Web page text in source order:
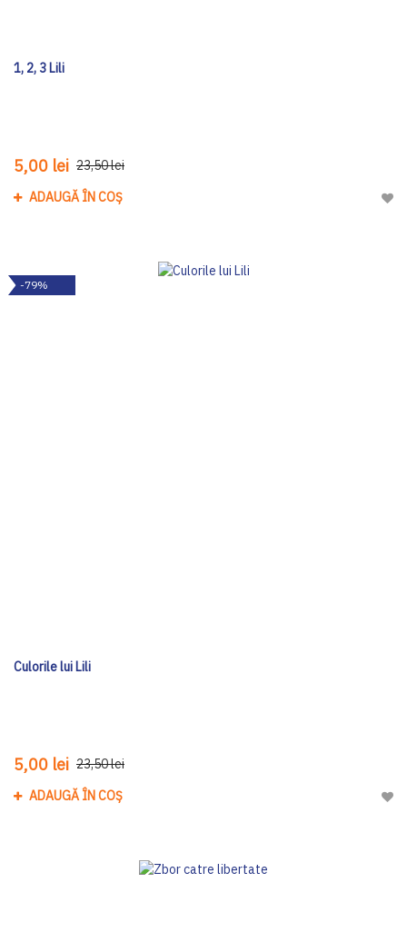
1, 2, 3 Lili
5,00 lei 23,50 lei
ADAUGĂ ÎN COȘ
-79%
Culorile lui Lili
5,00 lei 23,50 lei
ADAUGĂ ÎN COȘ